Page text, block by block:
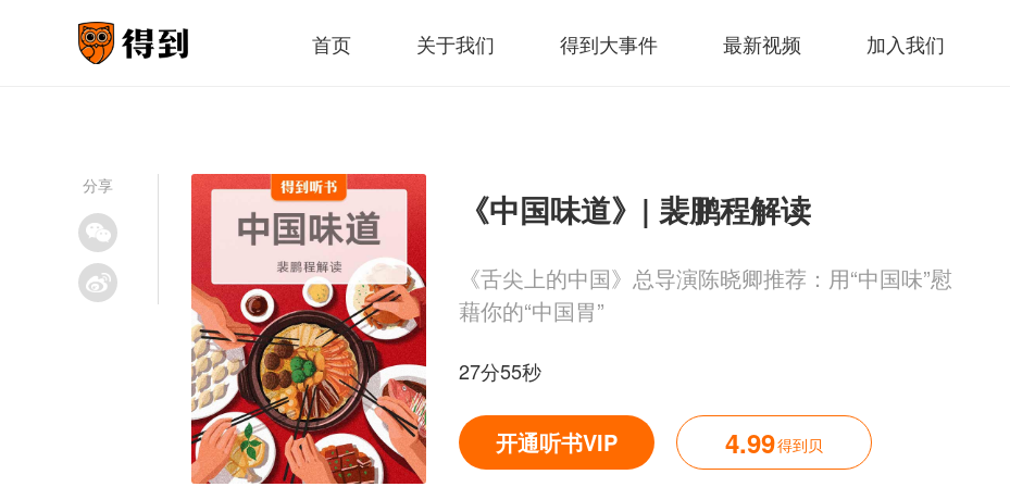
首页 关于我们 得到大事件 最新视频 加入我们
分享
《中国味道》| 裴鹏程解读
《舌尖上的中国》总导演陈晓卿推荐：用“中国味”慰
藉你的“中国胃”
27分55秒
开通听书VIP 4.99得到贝